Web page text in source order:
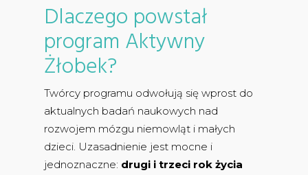
Dlaczego powstał
program Aktywny
Żłobek?
Twórcy programu odwołują się wprost do
aktualnych badań naukowych nad
rozwojem mózgu niemowląt i małych
dzieci. Uzasadnienie jest mocne i
jednoznaczne: drugi i trzeci rok życia